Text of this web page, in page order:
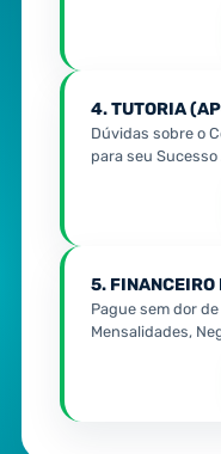
4. TUTORIA
Dúvidas sobre o
para seu
5. FINANCEIRO
Pague sem dor
Mensalidades,